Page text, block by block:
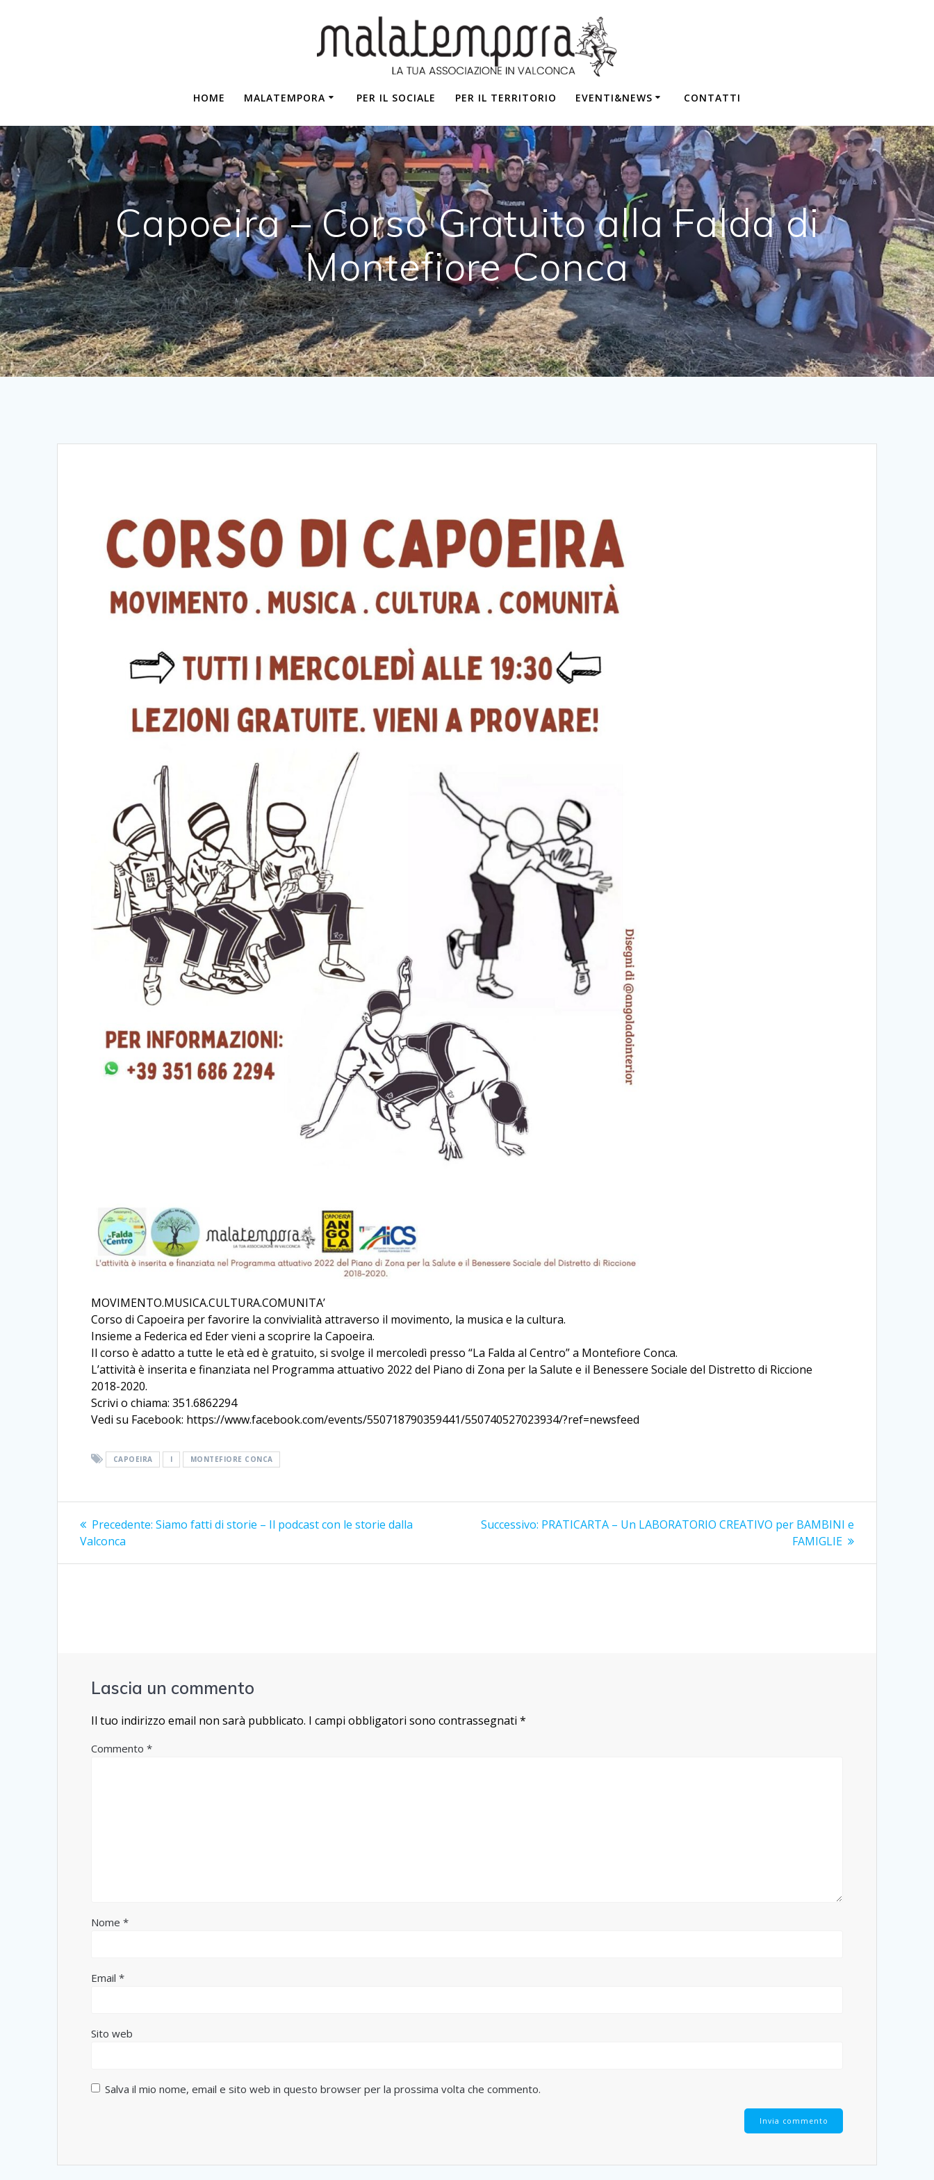
HOME MALATEMPORA PER IL SOCIALE PER IL TERRITORIO EVENTI&NEWS CONTATTI
Capoeira – Corso Gratuito alla Falda di
Montefiore Conca
MOVIMENTO.MUSICA.CULTURA.COMUNITA’
Corso di Capoeira per favorire la convivialità attraverso il movimento, la musica e la cultura.
Insieme a Federica ed Eder vieni a scoprire la Capoeira.
Il corso è adatto a tutte le età ed è gratuito, si svolge il mercoledì presso “La Falda al Centro” a Montefiore Conca.
L’attività è inserita e finanziata nel Programma attuativo 2022 del Piano di Zona per la Salute e il Benessere Sociale del Distretto di Riccione
2018-2020.
Scrivi o chiama: 351.6862294
Vedi su Facebook: https://www.facebook.com/events/550718790359441/550740527023934/?ref=newsfeed
CAPOEIRA I MONTEFIORE CONCA
Navigazione
articoli
Precedente: Articolo
Siamo fatti di storie – Il podcast con le storie dalla
Valconca
Successivo: Articolo
PRATICARTA – Un LABORATORIO CREATIVO per BAMBINI e
FAMIGLIE
Lascia un commento
Il tuo indirizzo email non sarà pubblicato. I campi obbligatori sono contrassegnati*
Commento*
Nome*
Email*
Sito web
Salva il mio nome, email e sito web in questo browser per la prossima volta che commento.